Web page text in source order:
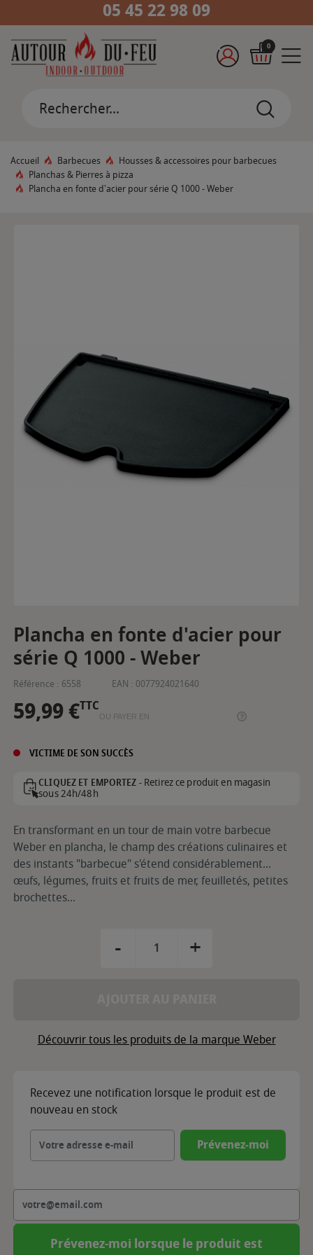
05 45 22 98 09
0
Accueil Barbecues
Housses & accessoires pour barbecues
Planchas & Pierres à pizza
Plancha en fonte d'acier pour série Q 1000 - Weber
Plancha en fonte d'acier pour
série Q 1000 - Weber
Référence : 6558 EAN : 0077924021640
59,99 €TTC
OU PAYER EN
VICTIME DE SON SUCCÈS
CLIQUEZ ET EMPORTEZ -Retirez ce produit en magasin
sous 24h/48h
En transformant en un tour de main votre barbecue
Weber en plancha, le champ des créations culinaires et
des instants "barbecue" s'étend considérablement...
œufs, légumes, fruits et fruits de mer, feuilletés, petites
brochettes...
- +
Découvrir tous les produits de la marque Weber
Recevez une notification lorsque le produit est de
nouveau en stock
Prévenez-moi
Prévenez-moi lorsque le produit est